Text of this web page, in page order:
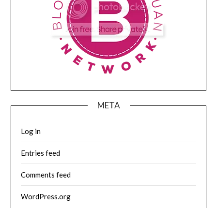
META
Log in
Entries feed
Comments feed
WordPress.org